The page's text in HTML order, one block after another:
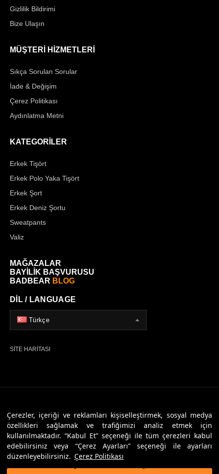
Çerezler, içeriği ve reklamları kişiselleştirmek, sosyal medya
özellikleri sağlamak ve trafiğimizi analiz etmek için
kullanılmaktadır. “Kabul Et” seçeneği ile tüm çerezleri kabul
edebilirsiniz veya “Çerez Ayarları” seçeneği ile ayarları
düzenleyebilirsiniz. Çerez Politikası
Gizlilik Bildirimi
Bize Ulaşın
MÜŞTERİ HİZMETLERİ
Sıkça Sorulan Sorular
İade & Değişim
Çerez Politikası
Aydınlatma Metni
KATEGORİLER
Erkek Tişört
Erkek Polo Yaka Tişört
Erkek Şort
Erkek Deniz Şortu
Sweatpants
Valiz
MAĞAZALAR
BAYİLİK BAŞVURUSU
BADBEAR BLOG
DİL / LANGUAGE
Türkçe
SİTE HARİTASI